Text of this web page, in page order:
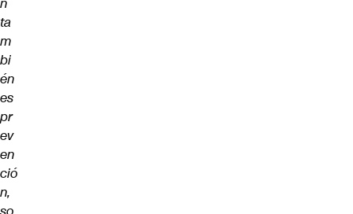
ta
m
bi
én
es
pr
ev
en
ció
n,